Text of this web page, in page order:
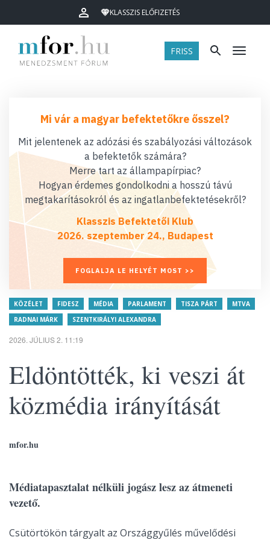
KLASSZIS ELŐFIZETÉS
FRISS Menü
Mi vár a magyar befektetőkre ősszel?
Mit jelentenek az adózási és szabályozási változások
a befektetők számára?
Merre tart az állampapírpiac?
Hogyan érdemes gondolkodni a hosszú távú
megtakarításokról és az ingatlanbefektetésekről?
Klasszis Befektetői Klub
2026. szeptember 24., Budapest
FOGLALJA LE HELYÉT MOST >>
KÖZÉLET FIDESZ MÉDIA PARLAMENT TISZA PÁRT
MTVA
RADNAI MÁRK
SZENTKIRÁLYI ALEXANDRA
2026. JÚLIUS 2. 11:19
Eldöntötték, ki veszi át
közmédia irányítását
mfor.hu
Médiatapasztalat nélküli jogász lesz az átmeneti
vezető.
Csütörtökön tárgyalt az Országgyűlés művelődési